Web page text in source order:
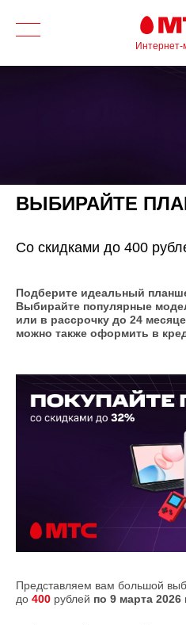
Интернет-
ВЫБИРАЙТЕ
Со скидками до 400
Подберите идеальный
Выбирайте популярные
или в рассрочку до 24
можно также оформить в
Представляем вам большой
до 400 рублей по 9 марта 2026